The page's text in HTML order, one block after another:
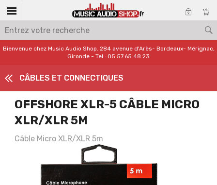
Bienvenue chez Music Audio Shop. 284 avenue d'Arès- Bordeaux- Mérignac,
Gironde - Tel : 05.57.65.48.23
CÂBLES ET CONNECTIQUES
OFFSHORE XLR-5 CÂBLE MICRO
XLR/XLR 5M
Câble Micro XLR/XLR 5m